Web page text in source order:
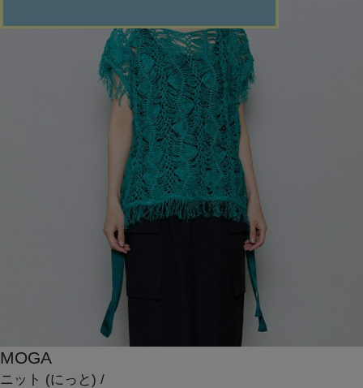
MOGA
ニット (にっと) /